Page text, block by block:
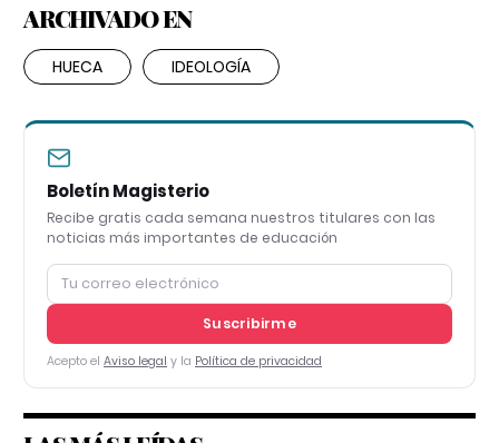
ARCHIVADO EN
HUECA IDEOLOGÍA
Boletín Magisterio
Recibe gratis cada semana nuestros titulares con las
noticias más importantes de educación
Suscribirme
Acepto el Aviso legal y la Política de privacidad